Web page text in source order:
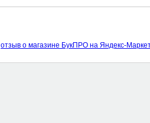
отзыв о магазине БукПРО на Яндекс-